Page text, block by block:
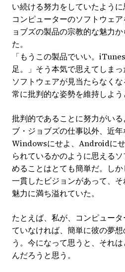
い続ける努力をしていたように
コンピューターのソフトウェ
ョブズの製品の宗教的な魅力
た。
「もうこの製品でいい。
足。」そう本気で思えてしま
ソフトウェアが見当たらなくな
常に批判的な姿勢を維持しよう
批判的であることに努力がい
ブ・ジョブズの仕事以外、近年
Windowsにせよ、Androidに
られているかのように思える
めることはとても簡単だ。しか
一貫したビジョンがあって、
魅力に満ち溢れていた。
たとえば、私が、コンピュー
ていなければ、簡単に彼の夢
う。今になって思うと、それ
んだろうと思う。